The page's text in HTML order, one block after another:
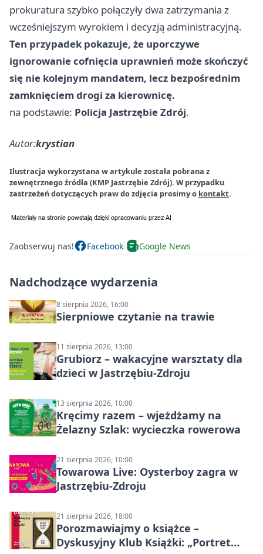
prokuratura szybko połączyły dwa zatrzymania z
wcześniejszym wyrokiem i decyzją administracyjną.
Ten przypadek pokazuje, że uporczywe
ignorowanie cofnięcia uprawnień może skończyć
się nie kolejnym mandatem, lecz bezpośrednim
zamknięciem drogi za kierownicę.
na podstawie: Policja Jastrzębie Zdrój.
Autor:krystian
Ilustracja wykorzystana w artykule została pobrana z
zewnętrznego źródła (KMP Jastrzębie Zdrój). W przypadku
zastrzeżeń dotyczących praw do zdjęcia prosimy o kontakt.
Zaobserwuj nas! Facebook Google News
Nadchodzące wydarzenia
8 sierpnia 2026, 16:00
Sierpniowe czytanie na trawie
11 sierpnia 2026, 13:00
Grubiorz – wakacyjne warsztaty dla
dzieci w Jastrzębiu-Zdroju
13 sierpnia 2026, 10:00
Kręcimy razem – wjeżdżamy na
Żelazny Szlak: wycieczka rowerowa
21 sierpnia 2026, 10:00
Towarowa Live: Oysterboy zagra w
Jastrzębiu-Zdroju
21 sierpnia 2026, 18:00
Porozmawiajmy o książce –
Dyskusyjny Klub Książki: „Portret